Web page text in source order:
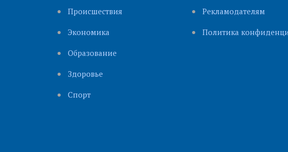
Происшествия
Экономика
Образование
Здоровье
Cпорт
Рекламодателям
Политика